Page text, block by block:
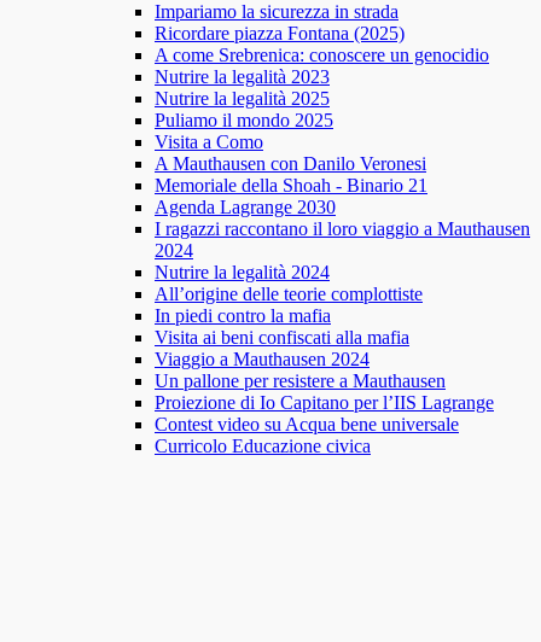
Impariamo la sicurezza in strada
Ricordare piazza Fontana (2025)
A come Srebrenica: conoscere un genocidio
Nutrire la legalità 2023
Nutrire la legalità 2025
Puliamo il mondo 2025
Visita a Como
A Mauthausen con Danilo Veronesi
Memoriale della Shoah - Binario 21
Agenda Lagrange 2030
I ragazzi raccontano il loro viaggio a Mauthausen
2024
Nutrire la legalità 2024
All’origine delle teorie complottiste
In piedi contro la mafia
Visita ai beni confiscati alla mafia
Viaggio a Mauthausen 2024
Un pallone per resistere a Mauthausen
Proiezione di Io Capitano per l’IIS Lagrange
Contest video su Acqua bene universale
Curricolo Educazione civica